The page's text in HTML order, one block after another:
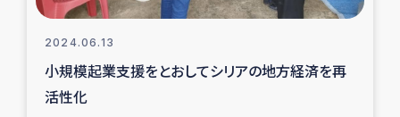
女性の生計向上支援
アグロフォレストリー（カカオ）事業
2024.06.13
小規模起業支援をとおしてシリアの地方経済を再
活性化